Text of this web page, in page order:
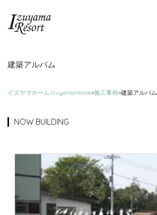
建築アルバム
イズヤマホーム IzuyamaHome>施工事例>建築アルバム
NOW BUILDING